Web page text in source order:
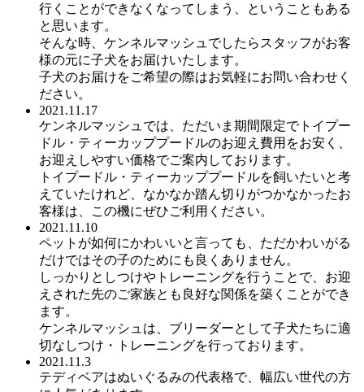
行くことができなくなってしまう、ということもある
と思います。
そんな時、ケンネルマッシュでしたらスタッフがお客
様の元に子犬をお届けいたします。
子犬のお届けをご希望の際はお気軽にお問い合わせく
ださい。
2021.11.17
ケンネルマッシュでは、ただいま期間限定でトイプー
ドル・ティーカッププードルのお迎え費用をお安く、
お迎えしやすい価格でご案内しております。
トイプードル・ティーカッププードルを飼いたいと考
えていたけれど、なかなか踏ん切りがつかなかったお
客様は、この機にぜひご利用ください。
2021.11.10
ペットが如何にかわいいと言っても、ただかわいがる
だけではその子のためにも良くありません。
しっかりとしつけやトレーニングを行うことで、お迎
えされた先のご家族とも良好な関係を築くことができ
ます。
ケンネルマッシュは、ブリーダーとして子犬たちに適
切なしつけ・トレーニングを行っております。
2021.11.3
テディベアはぬいぐるみの代表格で、幅広い世代の方